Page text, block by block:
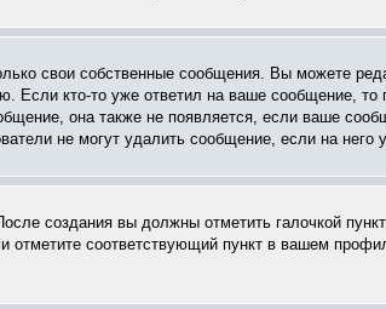
свои собственные сообщения. Вы можете
Если кто-то уже ответил на ваше сообщение,
она также не появляется, если ваше
не могут удалить сообщение, если на него
создания вы должны отметить галочкой пункт
соответствующий пункт в вашем